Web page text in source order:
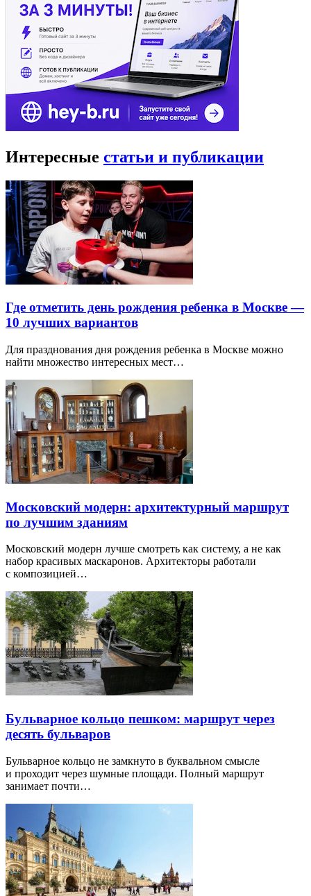
Интересные статьи и публикации
Где отметить день рождения ребенка в Москве —
10 лучших вариантов
Для празднования дня рождения ребенка в Москве можно
найти множество интересных мест…
Московский модерн: архитектурный маршрут
по лучшим зданиям
Московский модерн лучше смотреть как систему, а не как
набор красивых маскаронов. Архитекторы работали
с композицией…
Бульварное кольцо пешком: маршрут через
десять бульваров
Бульварное кольцо не замкнуто в буквальном смысле
и проходит через шумные площади. Полный маршрут
занимает почти…